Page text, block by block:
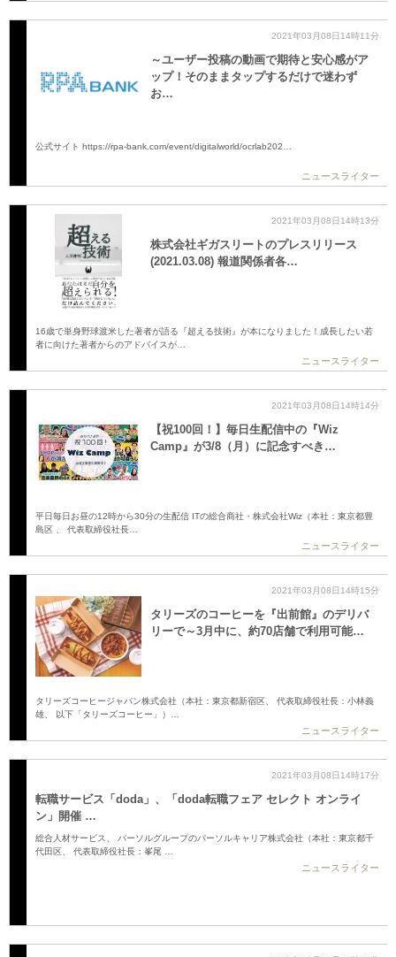
2021年03月08日14時11分
～ユーザー投稿の動画で期待と安心感がア
ップ！そのままタップするだけで迷わず
お…
公式サイト https://rpa-bank.com/event/digitalworld/ocrlab202…
ニュースライター
2021年03月08日14時13分
株式会社ギガスリートのプレスリリース
(2021.03.08) 報道関係者各…
16歳で単身野球渡米した著者が語る『超える技術』が本になりました！成長したい若
者に向けた著者からのアドバイスが…
ニュースライター
2021年03月08日14時14分
【祝100回！】毎日生配信中の『Wiz
Camp』が3/8（月）に記念すべき…
平日毎日お昼の12時から30分の生配信 ITの総合商社・株式会社Wiz（本社：東京都豊
島区 、 代表取締役社長…
ニュースライター
2021年03月08日14時15分
タリーズのコーヒーを『出前館』のデリバ
リーで～3月中に、約70店舗で利用可能…
タリーズコーヒージャパン株式会社（本社：東京都新宿区、 代表取締役社長：小林義
雄、 以下「タリーズコーヒー」）…
ニュースライター
2021年03月08日14時17分
転職サービス「doda」、「doda転職フェア セレクト オンライ
ン」開催 …
総合人材サービス、 パーソルグループのパーソルキャリア株式会社（本社：東京都千
代田区、 代表取締役社長：峯尾 …
ニュースライター